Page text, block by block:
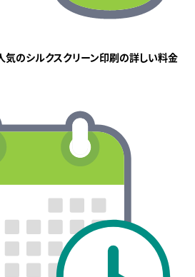
気のシルクスクリーン印刷の詳しい料金